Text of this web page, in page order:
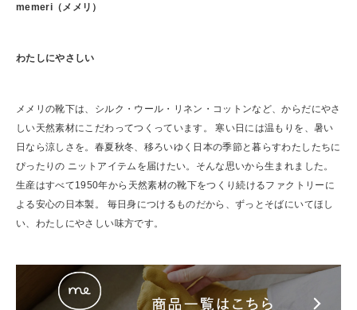
memeri（メメリ）
わたしにやさしい
メメリの靴下は、シルク・ウール・リネン・コットンなど、からだにやさ
しい天然素材にこだわってつくっています。 寒い日には温もりを、暑い
日なら涼しさを。春夏秋冬、移ろいゆく日本の季節と暮らすわたしたちに
ぴったりの ニットアイテムを届けたい。そんな思いから生まれました。
生産はすべて1950年から天然素材の靴下をつくり続けるファクトリーに
よる安心の日本製。 毎日身につけるものだから、ずっとそばにいてほし
い、わたしにやさしい味方です。